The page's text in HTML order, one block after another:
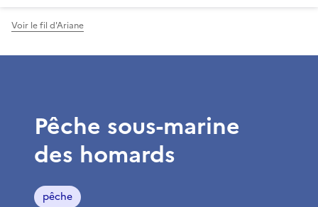
Voir le fil d'Ariane
Pêche sous-marine
des homards
pêche